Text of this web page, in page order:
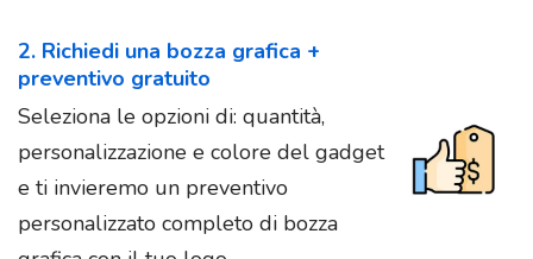
2. Richiedi una bozza grafica +
preventivo gratuito
Seleziona le opzioni di: quantità,
personalizzazione e colore del gadget
e ti invieremo un preventivo
personalizzato completo di bozza